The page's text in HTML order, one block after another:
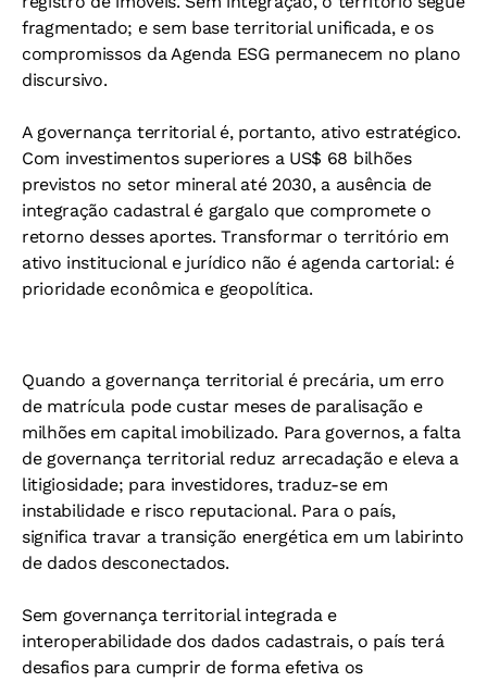
fragmentado; e sem base territorial unificada, e os
compromissos da Agenda ESG permanecem no plano
discursivo.
A governança territorial é, portanto, ativo estratégico.
Com investimentos superiores a US$ 68 bilhões
previstos no setor mineral até 2030, a ausência de
integração cadastral é gargalo que compromete o
retorno desses aportes. Transformar o território em
ativo institucional e jurídico não é agenda cartorial: é
prioridade econômica e geopolítica.
Quando a governança territorial é precária, um erro
de matrícula pode custar meses de paralisação e
milhões em capital imobilizado. Para governos, a falta
de governança territorial reduz arrecadação e eleva a
litigiosidade; para investidores, traduz-se em
instabilidade e risco reputacional. Para o país,
significa travar a transição energética em um labirinto
de dados desconectados.
Sem governança territorial integrada e
interoperabilidade dos dados cadastrais, o país terá
desafios para cumprir de forma efetiva os